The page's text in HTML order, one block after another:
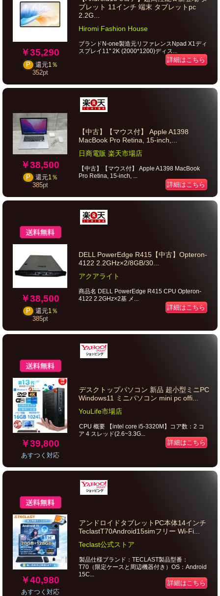
￥35,290
P 還元1％
352pt
ブレット 11インチ 端末 タブレットpc
2.2G...
Hiromi Fashion House
ブランドN-one製造元リファレンスNpad X1ディ
スプレイ11" 2K (2000*1200)ディス...
詳細はこちら
￥38,500
P 還元1％
385pt
【中古】【マウス付】 Apple A1398
MacBook Pro Retina, 15-inch,...
日商電販 楽天市場店
【中古】【マウス付】 Apple A1398 MacBook
Pro Retina, 15-inch, ...
詳細はこちら
￥38,500
P 還元1％
385pt
DELL PowerEdge R415【中古】Opteron-
4122 2.2GHz×2/8GB/30...
アクアライト
商品名 DELL PowerEdge R415 CPU Opteron-
4122 2.2GHz×2基 メ...
詳細はこちら
￥39,800
あすつく対応
デスクトップパソコン 新品 超小型ミニPC
Windows11 ミニパソコン mini pc offi...
YouLife市場店
CPU 概要 【intel core i5-3320M】コア数：2 コ
ア 4 スレッド(2.6~3.3G...
詳細はこちら
￥40,980
あすつく対応
アンドロイドタブレットPC本体14インチ
TeclastT70Android15simフリー Wi-Fi...
Teclast公式ストア
製品仕様ブランド：TECLAST製品型番：
T70（限定ケースと周辺機器付き）OS：Android
15C...
詳細はこちら